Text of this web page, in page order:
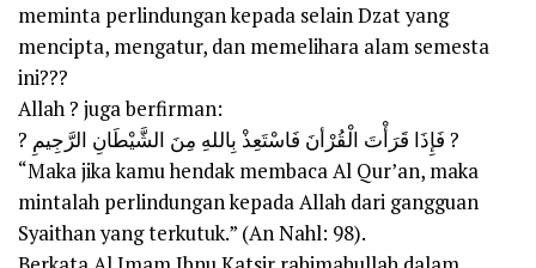
meminta perlindungan kepada selain Dzat yang
mencipta, mengatur, dan memelihara alam semesta
ini???
Allah ? juga berfirman:
? فَإِذَا قَرَأْتَ الْقُرْأنَ فَاسْتَعِذْ بِاللهِ مِنَ الشَّيْطَانِ الرَّجِيمِ ?
“Maka jika kamu hendak membaca Al Qur’an, maka
mintalah perlindungan kepada Allah dari gangguan
Syaithan yang terkutuk.” (An Nahl: 98).